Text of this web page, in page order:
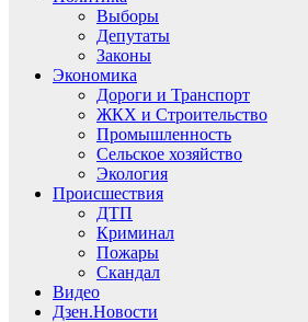
Выборы
Депутаты
Законы
Экономика
Дороги и Транспорт
ЖКХ и Строительство
Промышленность
Сельское хозяйство
Экология
Происшествия
ДТП
Криминал
Пожары
Скандал
Видео
Дзен.Новости